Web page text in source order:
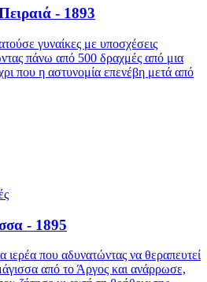
- 1893
γυναίκες με υποσχέσεις
πάνω από 500 δραχμές από μια
που η αστυνομία επενέβη μετά από
- 1895
που αδυνατώντας να θεραπευτεί
από το Άργος και ανάρρωσε,